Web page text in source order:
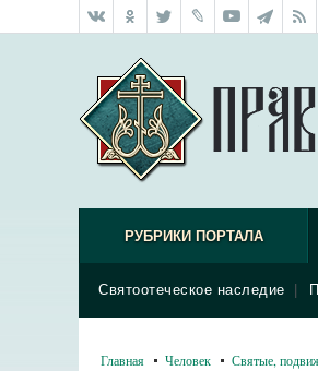
РУБРИКИ ПОРТАЛА
Святоотеческое наследие
Главная Человек Святые,